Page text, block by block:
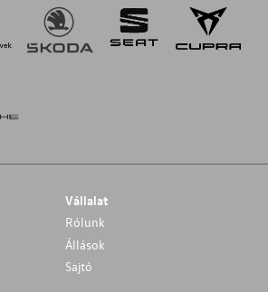
Vállalat
Rólunk
Állások
Sajtó